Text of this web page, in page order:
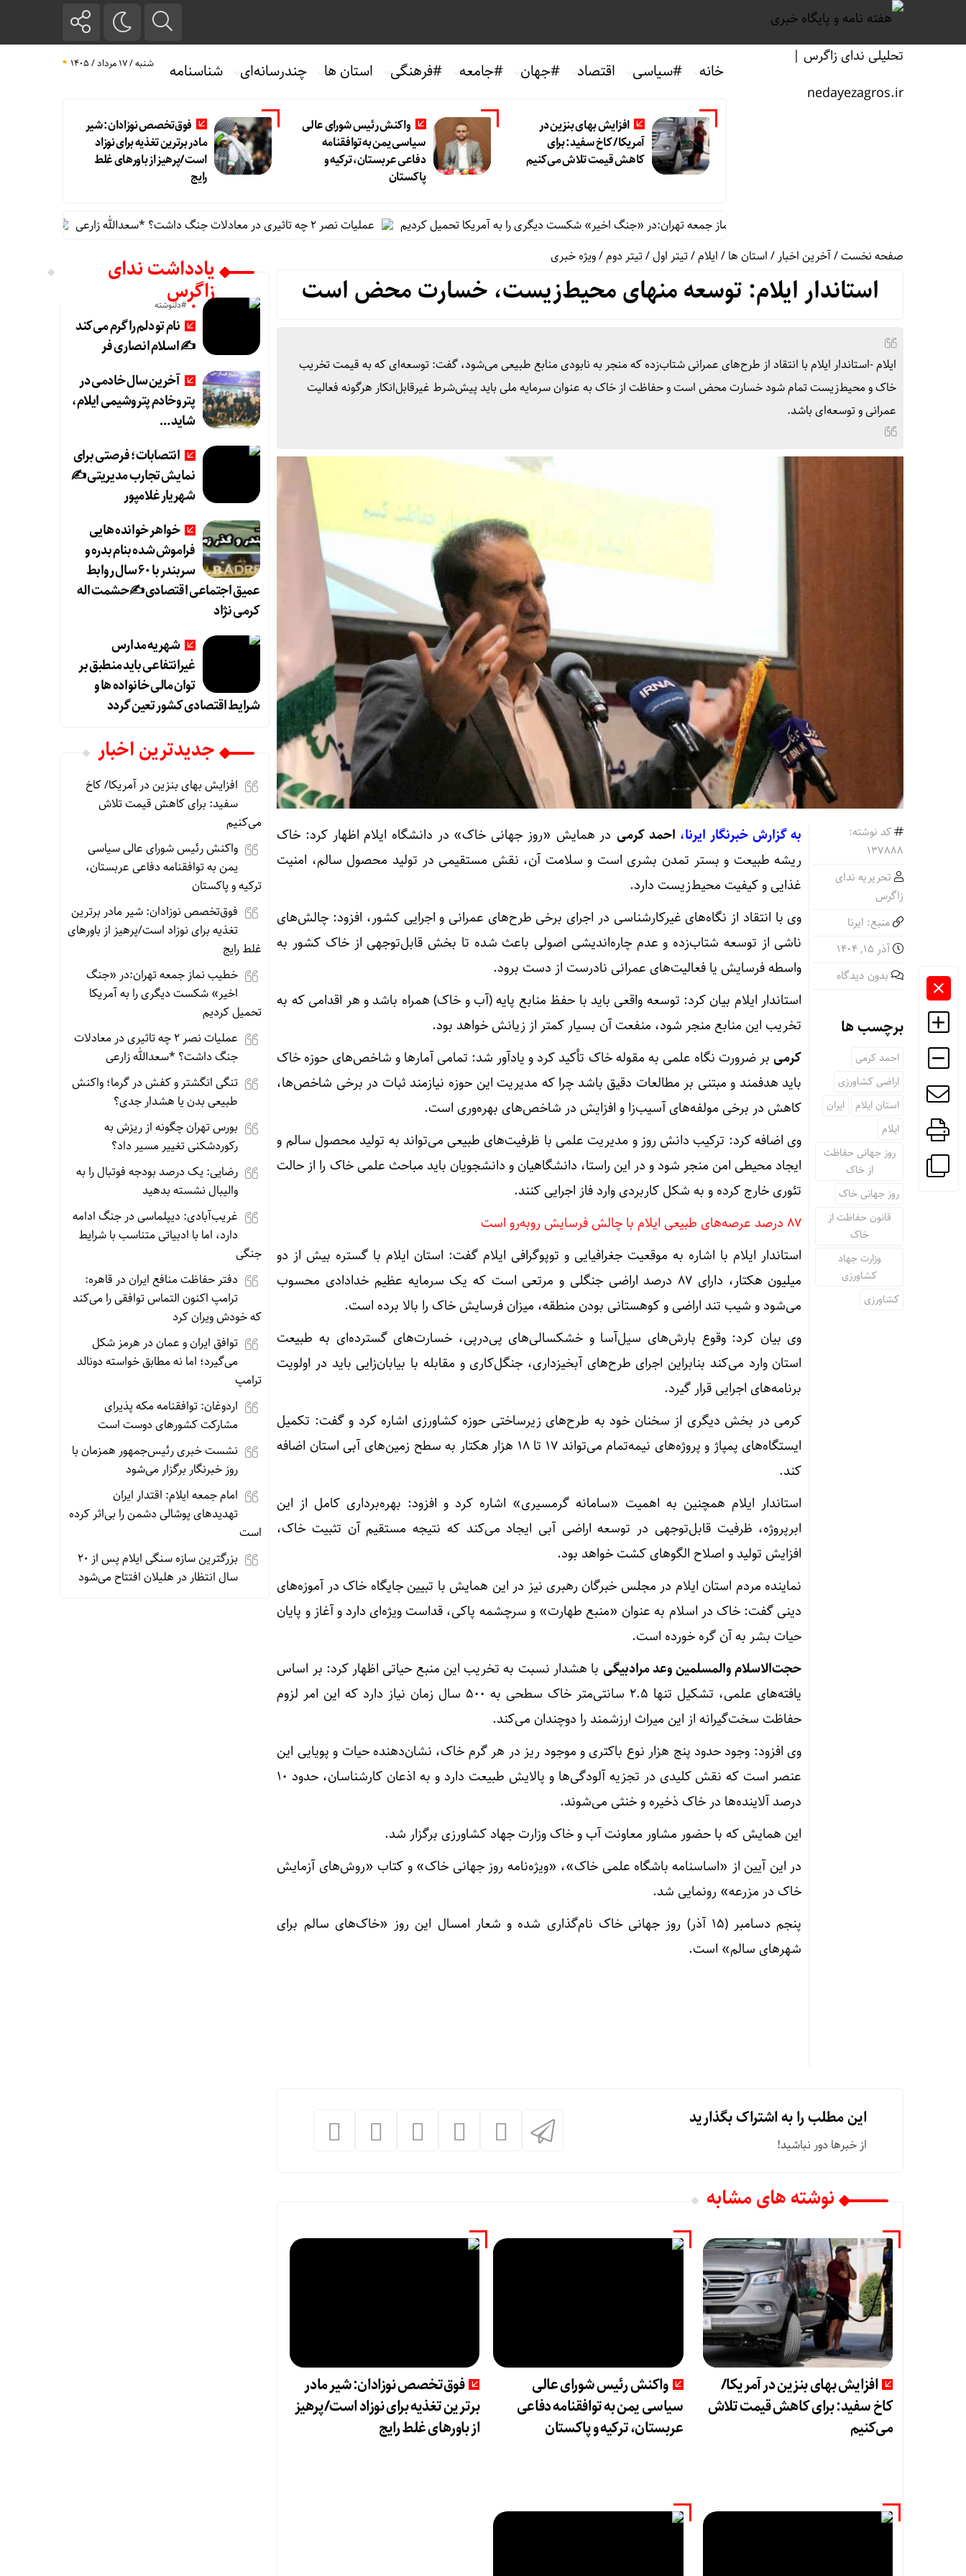
خانه #سیاسی اقتصاد #جهان #جامعه #فرهنگی استان ها چندرسانه‌ای شناسنامه شنبه / ۱۷ مرداد / ۱۴۰۵
افزایش بهای بنزین در
آمریکا/ کاخ سفید: برای
کاهش قیمت تلاش می‌کنیم
واکنش رئیس شورای عالی
سیاسی یمن به توافقنامه
دفاعی عربستان، ترکیه و
پاکستان
فوق‌تخصص نوزادان: شیر
مادر برترین تغذیه برای نوزاد
است/پرهیز از باورهای غلط
رایج
خطیب نماز جمعه تهران:در «جنگ اخیر» شکست دیگری را به آمریکا تحمیل کردیم عملیات نصر ۲ چه تاثیری در معادلات جنگ داشت؟ *سعدالله زارعی
تنگی انگشتر و
صفحه نخست/آخرین اخبار/استان ها/ایلام/تیتر اول/تیتر دوم/ویژه خبری
استاندار ایلام: توسعه منهای محیط‌زیست، خسارت محض است
ایلام -استاندار ایلام با انتقاد از طرح‌های عمرانی شتاب‌زده که منجر به نابودی منابع طبیعی می‌شود، گفت: توسعه‌ای که به قیمت تخریب
خاک و محیط‌زیست تمام شود خسارت محض است و حفاظت از خاک به عنوان سرمایه ملی باید پیش‌شرط غیرقابل‌انکار هرگونه فعالیت
عمرانی و توسعه‌ای باشد.
کد نوشته:
137888
تحریریه ندای
زاگرس
منبع: ایرنا
آذر ۱۵, ۱۴۰۴
بدون دیدگاه
برچسب ها
احمد کرمی
اراضی کشاورزی
استان ایلام
ایران
ایلام
روز جهانی حفاظت
از خاک
روز جهانی خاک
قانون حفاظت از
خاک
وزارت جهاد
کشاورزی
کشاورزی
به گزارش خبرنگار ایرنا، احمد کرمی در همایش «روز جهانی خاک» در دانشگاه ایلام اظهار کرد: خاک
ریشه طبیعت و بستر تمدن بشری است و سلامت آن، نقش مستقیمی در تولید محصول سالم، امنیت
غذایی و کیفیت محیط‌زیست دارد.
وی با انتقاد از نگاه‌های غیرکارشناسی در اجرای برخی طرح‌های عمرانی و اجرایی کشور، افزود: چالش‌های
ناشی از توسعه شتاب‌زده و عدم چاره‌اندیشی اصولی باعث شده تا بخش قابل‌توجهی از خاک کشور به
واسطه فرسایش یا فعالیت‌های عمرانی نادرست از دست برود.
استاندار ایلام بیان کرد: توسعه واقعی باید با حفظ منابع پایه (آب و خاک) همراه باشد و هر اقدامی که به
تخریب این منابع منجر شود، منفعت آن بسیار کمتر از زیانش خواهد بود.
کرمی بر ضرورت نگاه علمی به مقوله خاک تأکید کرد و یادآور شد: تمامی آمارها و شاخص‌های حوزه خاک
باید هدفمند و مبتنی بر مطالعات دقیق باشد چرا که مدیریت این حوزه نیازمند ثبات در برخی شاخص‌ها،
کاهش در برخی مولفه‌های آسیب‌زا و افزایش در شاخص‌های بهره‌وری است.
وی اضافه کرد: ترکیب دانش روز و مدیریت علمی با ظرفیت‌های طبیعی می‌تواند به تولید محصول سالم و
ایجاد محیطی امن منجر شود و در این راستا، دانشگاهیان و دانشجویان باید مباحث علمی خاک را از حالت
تئوری خارج کرده و به شکل کاربردی وارد فاز اجرایی کنند.
۸۷ درصد عرصه‌های طبیعی ایلام با چالش فرسایش روبه‌رو است
استاندار ایلام با اشاره به موقعیت جغرافیایی و توپوگرافی ایلام گفت: استان ایلام با گستره بیش از دو
میلیون هکتار، دارای ۸۷ درصد اراضی جنگلی و مرتعی است که یک سرمایه عظیم خدادادی محسوب
می‌شود و شیب تند اراضی و کوهستانی بودن منطقه، میزان فرسایش خاک را بالا برده است.
وی بیان کرد: وقوع بارش‌های سیل‌آسا و خشکسالی‌های پی‌درپی، خسارت‌های گسترده‌ای به طبیعت
استان وارد می‌کند بنابراین اجرای طرح‌های آبخیزداری، جنگل‌کاری و مقابله با بیابان‌زایی باید در اولویت
برنامه‌های اجرایی قرار گیرد.
کرمی در بخش دیگری از سخنان خود به طرح‌های زیرساختی حوزه کشاورزی اشاره کرد و گفت: تکمیل
ایستگاه‌های پمپاژ و پروژه‌های نیمه‌تمام می‌تواند ۱۷ تا ۱۸ هزار هکتار به سطح زمین‌های آبی استان اضافه
کند.
استاندار ایلام همچنین به اهمیت «سامانه گرمسیری» اشاره کرد و افزود: بهره‌برداری کامل از این
ابرپروژه، ظرفیت قابل‌توجهی در توسعه اراضی آبی ایجاد می‌کند که نتیجه مستقیم آن تثبیت خاک،
افزایش تولید و اصلاح الگوهای کشت خواهد بود.
نماینده مردم استان ایلام در مجلس خبرگان رهبری نیز در این همایش با تبیین جایگاه خاک در آموزه‌های
دینی گفت: خاک در اسلام به عنوان «منبع طهارت» و سرچشمه پاکی، قداست ویژه‌ای دارد و آغاز و پایان
حیات بشر به آن گره خورده است.
حجت‌الاسلام والمسلمین وعد مرادبیگی با هشدار نسبت به تخریب این منبع حیاتی اظهار کرد: بر اساس
یافته‌های علمی، تشکیل تنها ۲.۵ سانتی‌متر خاک سطحی به ۵۰۰ سال زمان نیاز دارد که این امر لزوم
حفاظت سخت‌گیرانه از این میراث ارزشمند را دوچندان می‌کند.
وی افزود: وجود حدود پنج هزار نوع باکتری و موجود ریز در هر گرم خاک، نشان‌دهنده حیات و پویایی این
عنصر است که نقش کلیدی در تجزیه آلودگی‌ها و پالایش طبیعت دارد و به اذعان کارشناسان، حدود ۱۰
درصد آلاینده‌ها در خاک ذخیره و خنثی می‌شوند.
این همایش که با حضور مشاور معاونت آب و خاک وزارت جهاد کشاورزی برگزار شد.
در این آیین از «اساسنامه باشگاه علمی خاک»، «ویژه‌نامه روز جهانی خاک» و کتاب «روش‌های آزمایش
خاک در مزرعه» رونمایی شد.
پنجم دسامبر (۱۵ آذر) روز جهانی خاک نام‌گذاری شده و شعار امسال این روز «خاک‌های سالم برای
شهرهای سالم» است.
این مطلب را به اشتراک بگذارید
از خبرها دور نباشید!
نوشته های مشابه
افزایش بهای بنزین در آمریکا/
کاخ سفید: برای کاهش قیمت تلاش
می‌کنیم
واکنش رئیس شورای عالی
سیاسی یمن به توافقنامه دفاعی
عربستان، ترکیه و پاکستان
فوق‌تخصص نوزادان: شیر مادر
برترین تغذیه برای نوزاد است/پرهیز
از باورهای غلط رایج
یادداشت ندای
زاگرس
#دلنوشته
نام تو دلم را گرم می‌کند
✍️ اسلام انصاری فر
آخرین سال خادمی در
پتروخادم پتروشیمی ایلام،
شاید …
انتصابات؛ فرصتی برای
نمایش تجارب مدیریتی ✍
شهریار غلامپور
خواهر خوانده هایی
فراموش شده بنام بدره و
سربندر با ۶۰ سال روابط
عمیق اجتماعی اقتصادی ✍حشمت اله
کرمی نژاد
شهریه مدارس
غیرانتفاعی باید منطبق بر
توان مالی خانواده ها و
شرایط اقتصادی کشور تعین گردد
جديدترين اخبار
افزایش بهای بنزین در آمریکا/ کاخ
سفید: برای کاهش قیمت تلاش
می‌کنیم
واکنش رئیس شورای عالی سیاسی
یمن به توافقنامه دفاعی عربستان،
ترکیه و پاکستان
فوق‌تخصص نوزادان: شیر مادر برترین
تغذیه برای نوزاد است/پرهیز از باورهای
غلط رایج
خطیب نماز جمعه تهران:در «جنگ
اخیر» شکست دیگری را به آمریکا
تحمیل کردیم
عملیات نصر ۲ چه تاثیری در معادلات
جنگ داشت؟ *سعدالله زارعی
تنگی انگشتر و کفش در گرما؛ واکنش
طبیعی بدن یا هشدار جدی؟
بورس تهران چگونه از ریزش به
رکوردشکنی تغییر مسیر داد؟
رضایی: یک درصد بودجه فوتبال را به
والیبال نشسته بدهید
غریب‌آبادی: دیپلماسی در جنگ ادامه
دارد، اما با ادبیاتی متناسب با شرایط
جنگی
دفتر حفاظت منافع ایران در قاهره:
ترامپ اکنون التماس توافقی را می‌کند
که خودش ویران کرد
توافق ایران و عمان در هرمز شکل
می‌گیرد؛ اما نه مطابق خواسته دونالد
ترامپ
اردوغان: توافقنامه مکه پذیرای
مشارکت کشورهای دوست است
نشست خبری رئیس‌جمهور همزمان با
روز خبرنگار برگزار می‌شود
امام جمعه ایلام: اقتدار ایران
تهدیدهای پوشالی دشمن را بی‌اثر کرده
است
بزرگترین سازه سنگی ایلام پس از ۲۰
سال انتظار در هلیلان افتتاح می‌شود